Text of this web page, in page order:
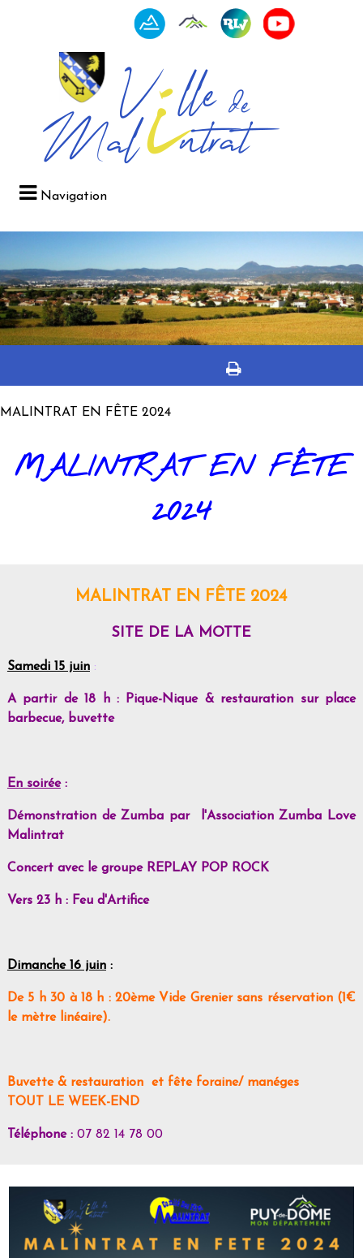
Navigation
MALINTRAT EN FÊTE 2024
MALINTRAT EN FÊTE
2024
MALINTRAT EN FÊTE 2024
SITE DE LA MOTTE
Samedi 15 juin :
A partir de 18 h : Pique-Nique & restauration sur place
barbecue, buvette
En soirée:
Démonstration de Zumba par l'Association Zumba Love
Malintrat
Concert avec le groupe REPLAY POP ROCK
Vers 23 h : Feu d'Artifice
Dimanche 16 juin:
De 5 h 30 à 18 h : 20ème Vide Grenier sans réservation (1€
le mètre linéaire).
Buvette & restauration et fête foraine/ manéges
TOUT LE WEEK-END
Téléphone :07 82 14 78 00